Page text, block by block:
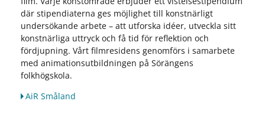
där stipendiaterna ges möjlighet till konstnärligt
undersökande arbete – att utforska idéer, utveckla sitt
konstnärliga uttryck och få tid för reflektion och
fördjupning. Vårt filmresidens genomförs i samarbete
med animationsutbildningen på Sörängens
folkhögskola.
AiR Småland